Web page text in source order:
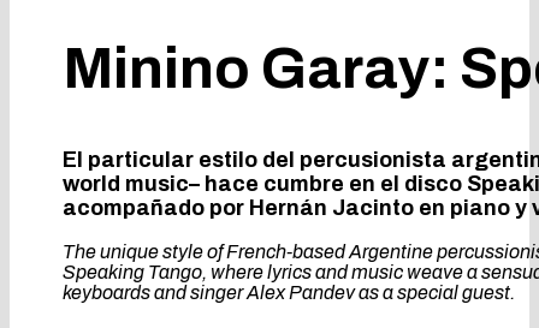
Minino Garay:
El particular estilo del percusionista
world music– hace cumbre en el disco
acompañado por Hernán Jacinto en piano
The unique style of French-based Argentine
Speaking Tango, where lyrics and music weave a
keyboards and singer Alex Pandev as a special guest.